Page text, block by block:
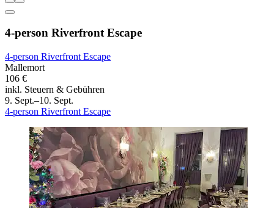
4-person Riverfront Escape
4-person Riverfront Escape
Mallemort
106 €
inkl. Steuern & Gebühren
9. Sept.–10. Sept.
4-person Riverfront Escape